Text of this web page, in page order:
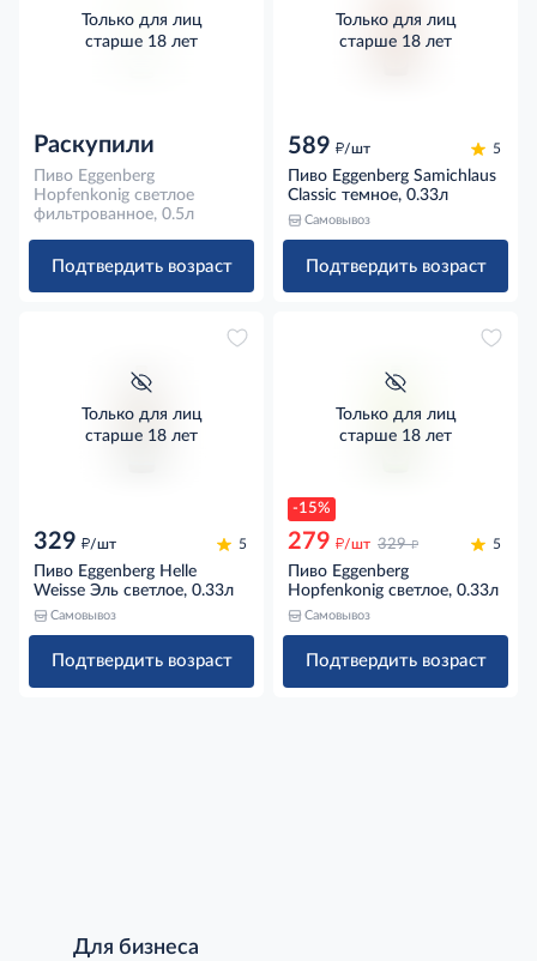
Только для лиц
старше 18 лет
Раскупили
Пиво Eggenberg
Hopfenkonig светлое
фильтрованное, 0.5л
Подтвердить возраст
Только для лиц
старше 18 лет
589 д/шт 5
Пиво Eggenberg Samichlaus
Classic темное, 0.33л
Самовывоз
Подтвердить возраст
Только для лиц
старше 18 лет
329 д/шт 5
Пиво Eggenberg Helle
Weisse Эль светлое, 0.33л
Самовывоз
Подтвердить возраст
-15%
Только для лиц
старше 18 лет
279 д/шт 329 д 5
Пиво Eggenberg
Hopfenkonig светлое, 0.33л
Самовывоз
Подтвердить возраст
Для бизнеса